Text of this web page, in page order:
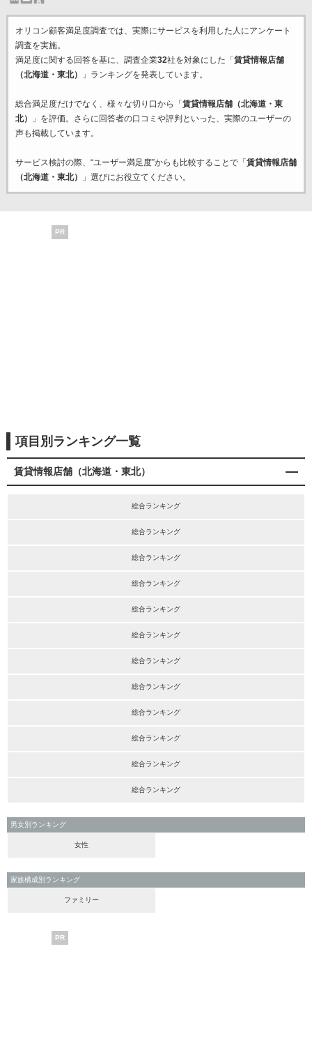
オリコン顧客満足度調査では、実際にサービスを利用した 人にアンケート
調査を実施。
満足度に関する回答を基に、調査企業32社を対象にした「 賃貸情報店舗
（北海道・東北）
」ランキングを発表しています。
総合満足度だけでなく、様々な切り口から「 賃貸情報店舗（北海道・東
北）
」を評価。さらに回答者の口コミや評判といった、実際のユーザーの
声も掲載しています。
サービス検討の際、“ユーザー満足度”からも比較することで「 賃貸情報店舗
（北海道・東北）
」選びにお役立てください。
PR
項目別ランキング一覧
賃貸情報店舗（北海道・東北）
総合ランキング
総合ランキング
総合ランキング
総合ランキング
総合ランキング
総合ランキング
総合ランキング
総合ランキング
総合ランキング
総合ランキング
総合ランキング
総合ランキング
男女別ランキング
女性
家族構成別ランキング
ファミリー
PR